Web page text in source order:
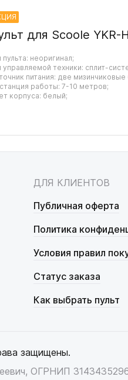
для Scoole YKR-
пульта: неоригинал;
управляемой техники: сплит-
питания: две мизинчиковые
работы: 7-10 метров;
корпуса: белый;
ДЛЯ КЛИЕНТОВ
Публичная оферта
Политика
Условия правил
Статус заказа
Как выбрать пульт
защищены.
ОГРНИП